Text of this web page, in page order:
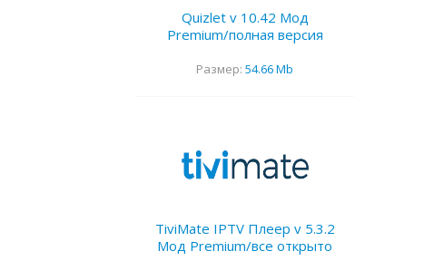
Quizlet v 10.42 Мод
Premium/полная версия
Размер: 54.66 Mb
TiviMate IPTV Плеер v 5.3.2
Мод Premium/все открыто